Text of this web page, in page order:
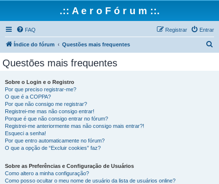
.:: A e r o F ó r u m ::.
FAQ Entrar
Registrar
Índice do fórum Questões mais frequentes
Questões mais frequentes
Sobre o Login e o Registro
Por que preciso registrar-me?
O que é a COPPA?
Por que não consigo me registrar?
Registrei-me mas não consigo entrar!
Porque é que não consigo entrar no fórum?
Registrei-me anteriormente mas não consigo mais entrar?!
Esqueci a senha!
Por que entro automaticamente no fórum?
O que a opção de “Excluir cookies” faz?
Sobre as Preferências e Configuração de Usuários
Como altero a minha configuração?
Como posso ocultar o meu nome de usuário da lista de usuários online?